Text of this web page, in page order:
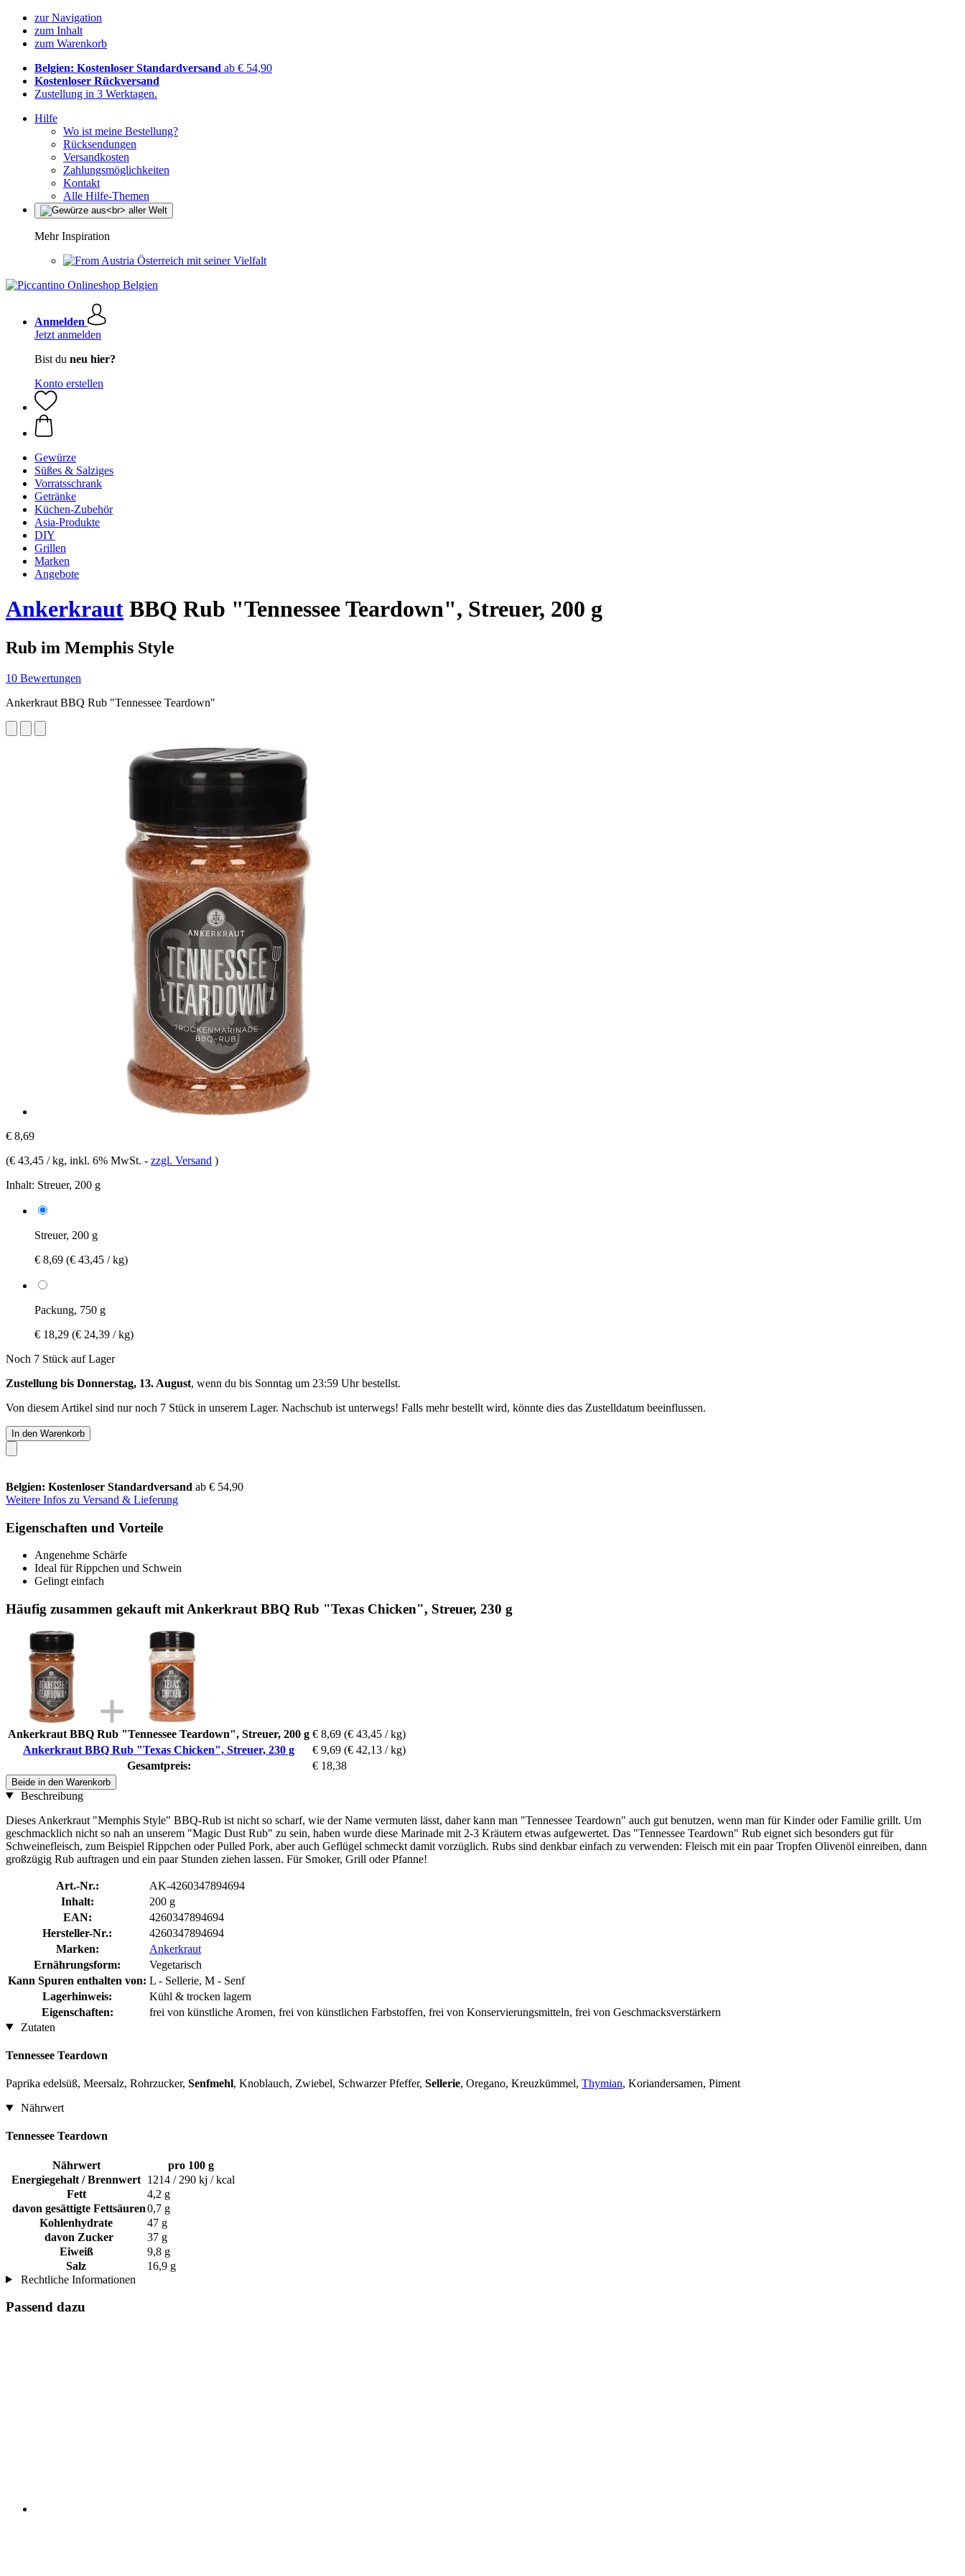
zur Navigation
zum Inhalt
zum Warenkorb
Belgien: Kostenloser Standardversand ab € 54,90
Kostenloser Rückversand
Zustellung in 3 Werktagen.
Hilfe
Wo ist meine Bestellung?
Rücksendungen
Versandkosten
Zahlungsmöglichkeiten
Kontakt
Alle Hilfe-Themen
Mehr Inspiration
Österreich mit seiner Vielfalt
Anmelden
Jetzt anmelden
Bist du neu hier?
Konto erstellen
Gewürze
Süßes & Salziges
Vorratsschrank
Getränke
Küchen-Zubehör
Asia-Produkte
DIY
Grillen
Marken
Angebote
Ankerkraut BBQ Rub "Tennessee Teardown", Streuer, 200 g
Rub im Memphis Style
10 Bewertungen
Ankerkraut BBQ Rub "Tennessee Teardown"
€ 8,69
(€ 43,45 / kg, inkl. 6% MwSt. - zzgl. Versand )
Inhalt: Streuer, 200 g
Streuer, 200 g
€ 8,69 (€ 43,45 / kg)
Packung, 750 g
€ 18,29 (€ 24,39 / kg)
Noch 7 Stück auf Lager
Zustellung bis Donnerstag, 13. August, wenn du bis Sonntag um 23:59 Uhrbestellst.
Von diesem Artikel sind nur noch 7 Stück in unserem Lager. Nachschub ist unterwegs! Falls mehr bestellt wird, könnte dies das Zustelldatum beeinflussen.
In den Warenkorb
Belgien: Kostenloser Standardversand ab € 54,90
Weitere Infos zu Versand & Lieferung
Eigenschaften und Vorteile
Angenehme Schärfe
Ideal für Rippchen und Schwein
Gelingt einfach
Häufig zusammen gekauft mit Ankerkraut BBQ Rub "Texas Chicken", Streuer, 230 g
Ankerkraut BBQ Rub "Tennessee Teardown", Streuer, 200 g € 8,69 (€ 43,45 / kg)
Ankerkraut BBQ Rub "Texas Chicken", Streuer, 230 g
€ 9,69 (€ 42,13 / kg)
Gesamtpreis:
€ 18,38
Beide in den Warenkorb
Beschreibung
Dieses Ankerkraut "Memphis Style" BBQ-Rub ist nicht so scharf, wie der Name vermuten lässt, daher kann man "Tennessee Teardown" auch gut benutzen, wenn man für Kinder oder Familie grillt. Um
geschmacklich nicht so nah an unserem "Magic Dust Rub" zu sein, haben wurde diese Marinade mit 2-3 Kräutern etwas aufgewertet. Das "Tennessee Teardown" Rub eignet sich besonders gut für
Schweinefleisch, zum Beispiel Rippchen oder Pulled Pork, aber auch Geflügel schmeckt damit vorzüglich. Rubs sind denkbar einfach zu verwenden: Fleisch mit ein paar Tropfen Olivenöl einreiben, dann
großzügig Rub auftragen und ein paar Stunden ziehen lassen. Für Smoker, Grill oder Pfanne!
Art.-Nr.:
AK-4260347894694
Inhalt:
200 g
EAN:
4260347894694
Hersteller-Nr.:
4260347894694
Marken:
Ankerkraut
Ernährungsform:
Vegetarisch
Kann Spuren enthalten von: L - Sellerie, M - Senf
Lagerhinweis:
Kühl & trocken lagern
Eigenschaften:
frei von künstliche Aromen, frei von künstlichen Farbstoffen, frei von Konservierungsmitteln, frei von Geschmacksverstärkern
Zutaten
Tennessee Teardown
Paprika edelsüß, Meersalz, Rohrzucker, Senfmehl, Knoblauch, Zwiebel, Schwarzer Pfeffer, Sellerie, Oregano, Kreuzkümmel, Thymian, Koriandersamen, Piment
Nährwert
Tennessee Teardown
Nährwert
pro 100 g
Energiegehalt / Brennwert 1214 / 290 kj / kcal
Fett
4,2 g
davon gesättigte Fettsäuren0,7 g
Kohlenhydrate
47 g
davon Zucker
37 g
Eiweiß
9,8 g
Salz
16,9 g
Rechtliche Informationen
Passend dazu